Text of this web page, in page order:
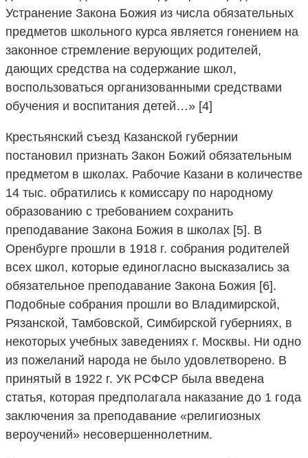
Устранение Закона Божия из числа обязательных
предметов школьного курса является гонением на
законное стремление верующих родителей,
дающих средства на содержание школ,
воспользоваться организованными средствами
обучения и воспитания детей…» [4]
Крестьянский съезд Казанской губернии
постановил признать Закон Божий обязательным
предметом в школах. Рабочие Казани в количестве
14 тыс. обратились к комиссару по народному
образованию с требованием сохранить
преподавание Закона Божия в школах [5]. В
Оренбурге прошли в 1918 г. собрания родителей
всех школ, которые единогласно высказались за
обязательное преподавание Закона Божия [6].
Подобные собрания прошли во Владимирской,
Рязанской, Тамбовской, Симбирской губерниях, в
некоторых учебных заведениях г. Москвы. Ни одно
из пожеланий народа не было удовлетворено. В
принятый в 1922 г. УК РСФСР была введена
статья, которая предполагала наказание до 1 года
заключения за преподавание «религиозных
вероучений» несовершеннолетним.